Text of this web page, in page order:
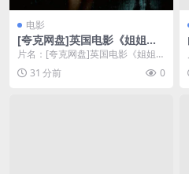
电影
[夸克网盘]英国电影《姐姐的
骨头》（2026）惊悚
片名：[夸克网盘]英国电影《姐姐的
骨头》（2026）惊悚 分类：电影
又名：Be...
31 分前 0